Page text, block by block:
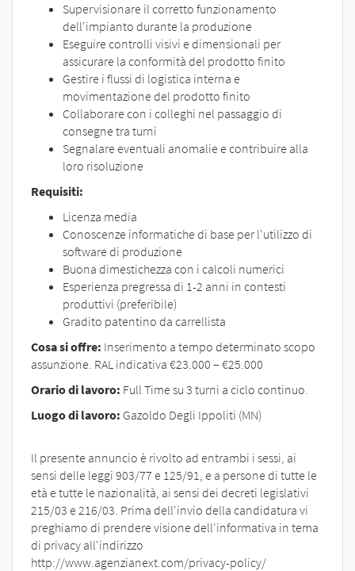
Supervisionare il corretto funzionamento
dell'impianto durante la produzione
Eseguire controlli visivi e dimensionali per
assicurare la conformità del prodotto finito
Gestire i flussi di logistica interna e
movimentazione del prodotto finito
Collaborare con i colleghi nel passaggio di
consegne tra turni
Segnalare eventuali anomalie e contribuire alla
loro risoluzione
Requisiti:
Licenza media
Conoscenze informatiche di base per l'utilizzo di
software di produzione
Buona dimestichezza con i calcoli numerici
Esperienza pregressa di 1-2 anni in contesti
produttivi (preferibile)
Gradito patentino da carrellista
Cosa si offre: Inserimento a tempo determinato scopo
assunzione. RAL indicativa €23.000 – €25.000
Orario di lavoro: Full Time su 3 turni a ciclo continuo.
Luogo di lavoro: Gazoldo Degli Ippoliti (MN)
Il presente annuncio è rivolto ad entrambi i sessi, ai
sensi delle leggi 903/77 e 125/91, e a persone di tutte le
età e tutte le nazionalità, ai sensi dei decreti legislativi
215/03 e 216/03. Prima dell'invio della candidatura vi
preghiamo di prendere visione dell'informativa in tema
di privacy all'indirizzo
http://www.agenzianext.com/privacy-policy/